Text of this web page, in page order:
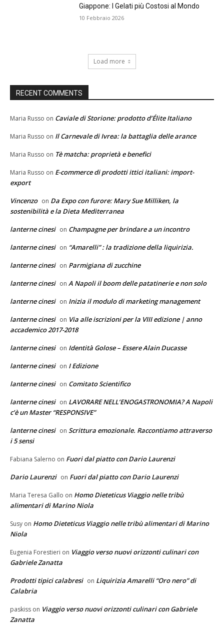
Giappone: I Gelati più Costosi al Mondo
10 Febbraio 2026
Load more
RECENT COMMENTS
Maria Russo on Caviale di Storione: prodotto d’Élite Italiano
Maria Russo on Il Carnevale di Ivrea: la battaglia delle arance
Maria Russo on Tè matcha: proprietà e benefici
Maria Russo on E-commerce di prodotti ittici italiani: import-
export
Vincenzo on Da Expo con furore: Mary Sue Milliken, la
sostenibilità e la Dieta Mediterranea
lanterne cinesi on Champagne per brindare a un incontro
lanterne cinesi on “Amarelli” : la tradizione della liquirizia.
lanterne cinesi on Parmigiana di zucchine
lanterne cinesi on A Napoli il boom delle patatinerie e non solo
lanterne cinesi on Inizia il modulo di marketing management
lanterne cinesi on Via alle iscrizioni per la VIII edizione | anno
accademico 2017-2018
lanterne cinesi on Identità Golose – Essere Alain Ducasse
lanterne cinesi on I Edizione
lanterne cinesi on Comitato Scientifico
lanterne cinesi on LAVORARE NELL’ENOGASTRONOMIA? A Napoli
c’è un Master “RESPONSIVE”
lanterne cinesi on Scrittura emozionale. Raccontiamo attraverso
i 5 sensi
Fabiana Salerno on Fuori dal piatto con Dario Laurenzi
Dario Laurenzi on Fuori dal piatto con Dario Laurenzi
Maria Teresa Gallo on Homo Dieteticus Viaggio nelle tribù
alimentari di Marino Niola
Susy on Homo Dieteticus Viaggio nelle tribù alimentari di Marino
Niola
Eugenia Forestieri on Viaggio verso nuovi orizzonti culinari con
Gabriele Zanatta
Prodotti tipici calabresi on Liquirizia Amarelli “Oro nero” di
Calabria
paskiss on Viaggio verso nuovi orizzonti culinari con Gabriele
Zanatta